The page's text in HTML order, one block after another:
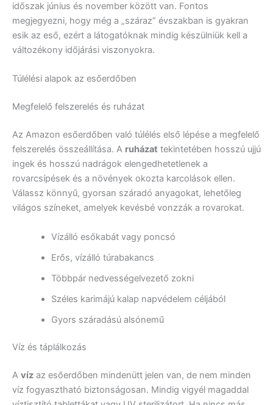
időszak június és november között van. Fontos
megjegyezni, hogy még a „száraz” évszakban is gyakran
esik az eső, ezért a látogatóknak mindig készülniük kell a
változékony időjárási viszonyokra.
Túlélési alapok az esőerdőben
Megfelelő felszerelés és ruházat
Az Amazon esőerdőben való túlélés első lépése a megfelelő
felszerelés összeállítása. A ruházat tekintetében hosszú ujjú
ingek és hosszú nadrágok elengedhetetlenek a
rovarcsípések és a növények okozta karcolások ellen.
Válassz könnyű, gyorsan száradó anyagokat, lehetőleg
világos színeket, amelyek kevésbé vonzzák a rovarokat.
Vízálló esőkabát vagy poncsó
Erős, vízálló túrabakancs
Többpár nedvességelvezető zokni
Széles karimájú kalap napvédelem céljából
Gyors száradású alsónemű
Víz és táplálkozás
A víz az esőerdőben mindenütt jelen van, de nem minden
víz fogyasztható biztonságosan. Mindig vigyél magaddal